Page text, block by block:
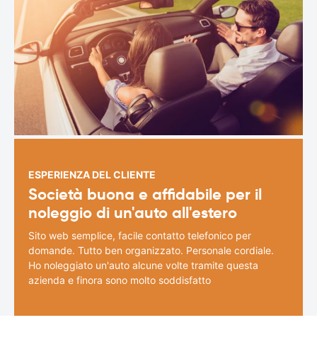
ESPERIENZA DEL CLIENTE
Società buona e affidabile per il
noleggio di un'auto all'estero
Sito web semplice, facile contatto telefonico per
domande. Tutto ben organizzato. Personale cordiale.
Ho noleggiato un'auto alcune volte tramite questa
azienda e finora sono molto soddisfatto